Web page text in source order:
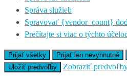
Správa služieb
Spravovať {vendor_count}
Prečítajte si viac o týchto
Prijať všetky Prijať len nevyhnutné
Uložiť predvoľby
Zobraziť